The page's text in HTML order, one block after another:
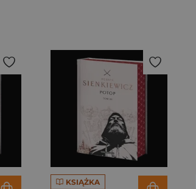
KSIĄŻKA